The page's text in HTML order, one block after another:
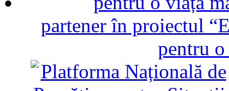
partener în proiectul
pentru